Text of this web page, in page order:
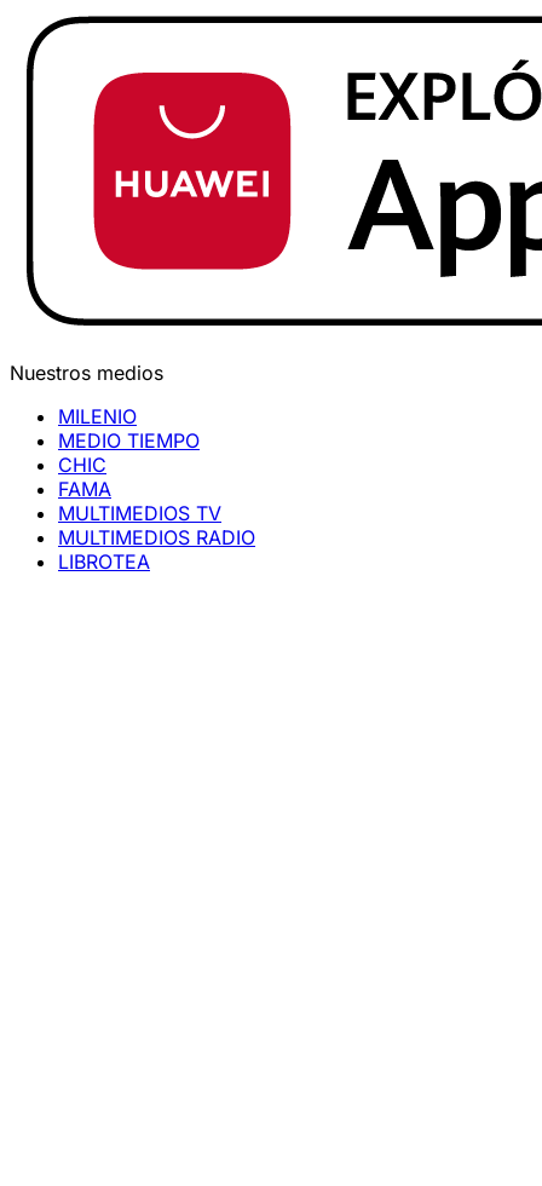
Nuestros medios
MILENIO
MEDIO TIEMPO
CHIC
FAMA
MULTIMEDIOS TV
MULTIMEDIOS RADIO
LIBROTEA